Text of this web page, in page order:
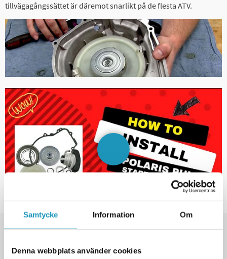
Samtycke Information Om
Denna webbplats använder cookies
tillvägagångssättet är däremot snarlikt på de flesta ATV.
30 DAGARS ÖPPET KÖP